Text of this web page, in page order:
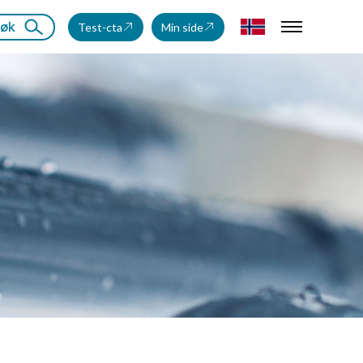
Test-cta Min side